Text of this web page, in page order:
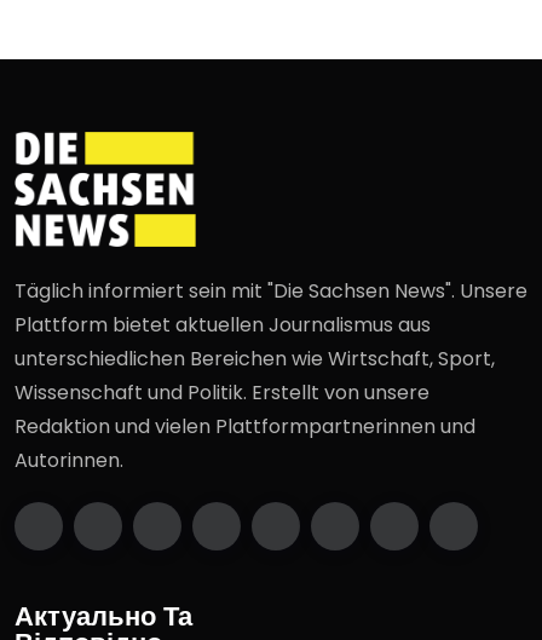
Täglich informiert sein mit "Die Sachsen News". Unsere
Plattform bietet aktuellen Journalismus aus
unterschiedlichen Bereichen wie Wirtschaft, Sport,
Wissenschaft und Politik. Erstellt von unsere
Redaktion und vielen Plattformpartnerinnen und
Autorinnen.
Актуально Та